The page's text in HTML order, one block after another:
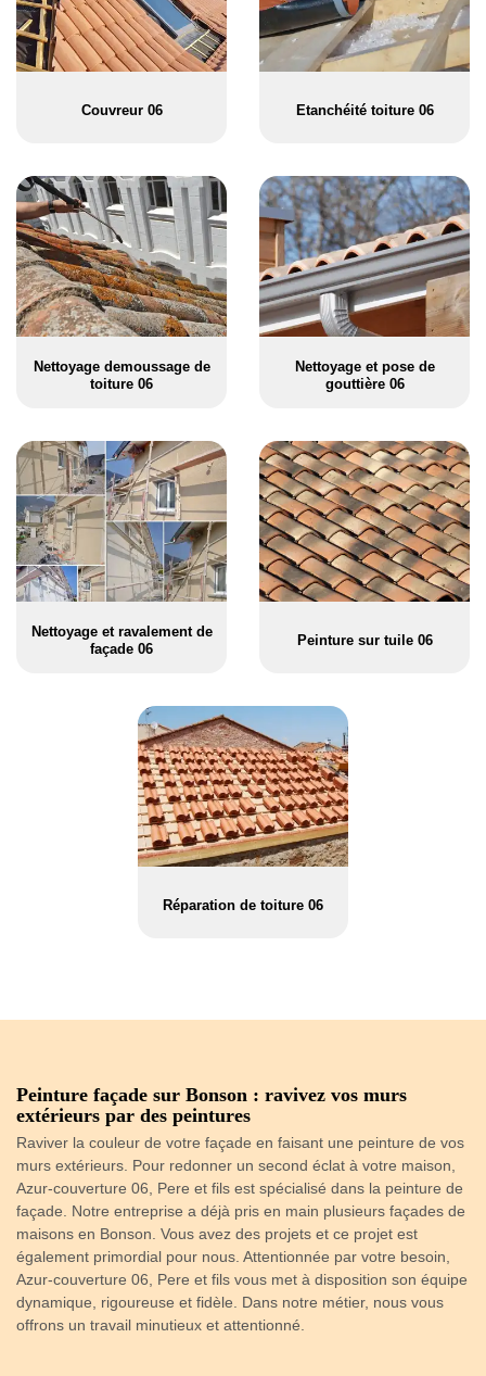
Couvreur 06 Etanchéité toiture 06
Nettoyage demoussage de
toiture 06
Nettoyage et pose de
gouttière 06
Nettoyage et ravalement de
façade 06
Peinture sur tuile 06
Réparation de toiture 06
Peinture façade sur Bonson : ravivez vos murs
extérieurs par des peintures
Raviver la couleur de votre façade en faisant une peinture de vos
murs extérieurs. Pour redonner un second éclat à votre maison,
Azur-couverture 06, Pere et fils est spécialisé dans la peinture de
façade. Notre entreprise a déjà pris en main plusieurs façades de
maisons en Bonson. Vous avez des projets et ce projet est
également primordial pour nous. Attentionnée par votre besoin,
Azur-couverture 06, Pere et fils vous met à disposition son équipe
dynamique, rigoureuse et fidèle. Dans notre métier, nous vous
offrons un travail minutieux et attentionné.